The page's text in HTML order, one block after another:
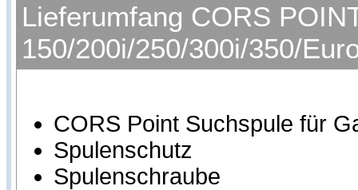
Lieferumfang CORS
150/200i/250/300i/350/
CORS Point Suchspule für
Spulenschutz
Spulenschraube